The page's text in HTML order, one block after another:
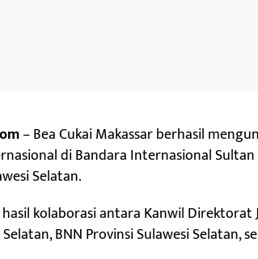
– Bea Cukai Makassar berhasil
di Bandara Internasional
Selatan.
kolaborasi antara Kanwil Direktorat
Selatan, BNN Provinsi Sulawesi Selatan,